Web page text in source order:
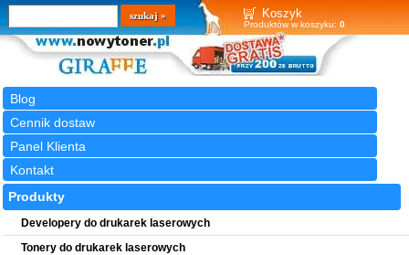
Koszyk
Produktów w koszyku: 0
Blog
Cennik dostaw
Panel Klienta
Kontakt
Wyszukiwarka
szukaj
Produkty
Developery do drukarek laserowych
Tonery do drukarek laserowych